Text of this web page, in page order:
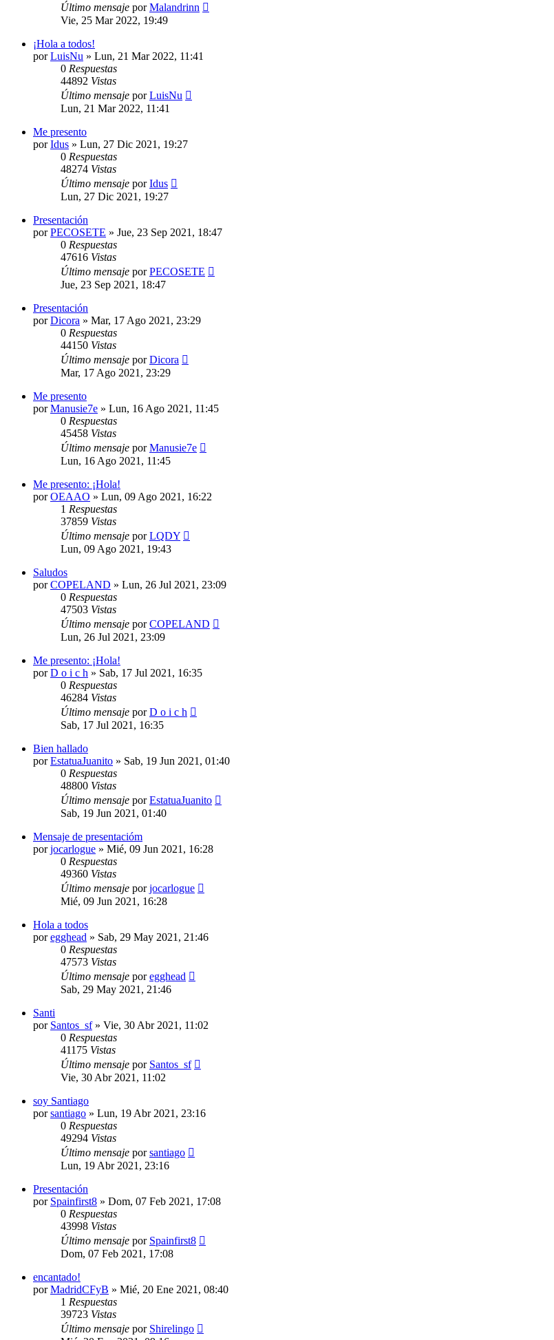
Último mensaje porMalandrinn
Vie, 25 Mar 2022, 19:49
¡Hola a todos!
porLuisNu » Lun, 21 Mar 2022, 11:41
0 Respuestas
44892 Vistas
Último mensaje porLuisNu
Lun, 21 Mar 2022, 11:41
Me presento
porIdus » Lun, 27 Dic 2021, 19:27
0 Respuestas
48274 Vistas
Último mensaje porIdus
Lun, 27 Dic 2021, 19:27
Presentación
porPECOSETE » Jue, 23 Sep 2021, 18:47
0 Respuestas
47616 Vistas
Último mensaje porPECOSETE
Jue, 23 Sep 2021, 18:47
Presentación
porDicora » Mar, 17 Ago 2021, 23:29
0 Respuestas
44150 Vistas
Último mensaje porDicora
Mar, 17 Ago 2021, 23:29
Me presento
porManusie7e » Lun, 16 Ago 2021, 11:45
0 Respuestas
45458 Vistas
Último mensaje porManusie7e
Lun, 16 Ago 2021, 11:45
Me presento: ¡Hola!
porOEAAO » Lun, 09 Ago 2021, 16:22
1 Respuestas
37859 Vistas
Último mensaje porLQDY
Lun, 09 Ago 2021, 19:43
Saludos
porCOPELAND » Lun, 26 Jul 2021, 23:09
0 Respuestas
47503 Vistas
Último mensaje porCOPELAND
Lun, 26 Jul 2021, 23:09
Me presento: ¡Hola!
porD o i c h » Sab, 17 Jul 2021, 16:35
0 Respuestas
46284 Vistas
Último mensaje porD o i c h
Sab, 17 Jul 2021, 16:35
Bien hallado
porEstatuaJuanito » Sab, 19 Jun 2021, 01:40
0 Respuestas
48800 Vistas
Último mensaje porEstatuaJuanito
Sab, 19 Jun 2021, 01:40
Mensaje de presentacióm
porjocarlogue » Mié, 09 Jun 2021, 16:28
0 Respuestas
49360 Vistas
Último mensaje porjocarlogue
Mié, 09 Jun 2021, 16:28
Hola a todos
poregghead » Sab, 29 May 2021, 21:46
0 Respuestas
47573 Vistas
Último mensaje poregghead
Sab, 29 May 2021, 21:46
Santi
por Santos_sf» Vie, 30 Abr 2021, 11:02
0 Respuestas
41175 Vistas
Último mensaje por Santos_sf
Vie, 30 Abr 2021, 11:02
soy Santiago
porsantiago » Lun, 19 Abr 2021, 23:16
0 Respuestas
49294 Vistas
Último mensaje porsantiago
Lun, 19 Abr 2021, 23:16
Presentación
por Spainfirst8 » Dom, 07 Feb 2021, 17:08
0 Respuestas
43998 Vistas
Último mensaje por Spainfirst8
Dom, 07 Feb 2021, 17:08
encantado!
porMadridCFyB » Mié, 20 Ene 2021, 08:40
1 Respuestas
39723 Vistas
Último mensaje por Shirelingo